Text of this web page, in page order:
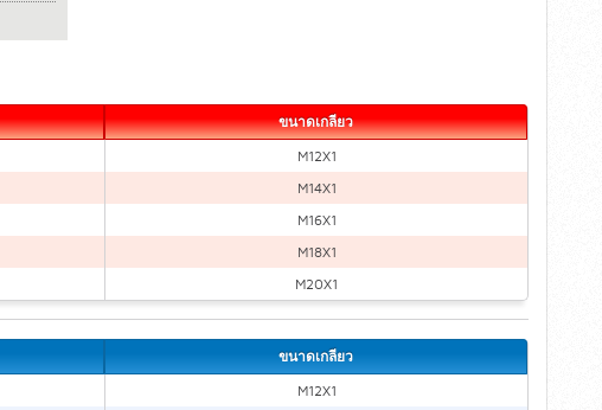
ขนาดเกลียว
M12X1
M14X1
M16X1
M18X1
M20X1
ขนาดเกลียว
M12X1